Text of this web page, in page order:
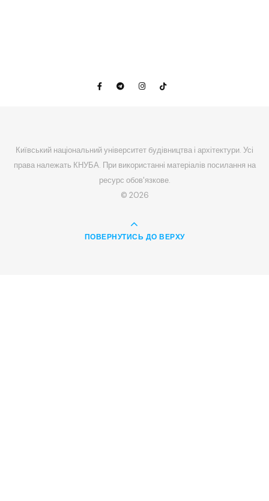
Київський національний університет будівництва і архітектури. Усі
права належать КНУБА. При використанні матеріалів посилання на
ресурс обов'язкове.
© 2026
ПОВЕРНУТИСЬ ДО ВЕРХУ